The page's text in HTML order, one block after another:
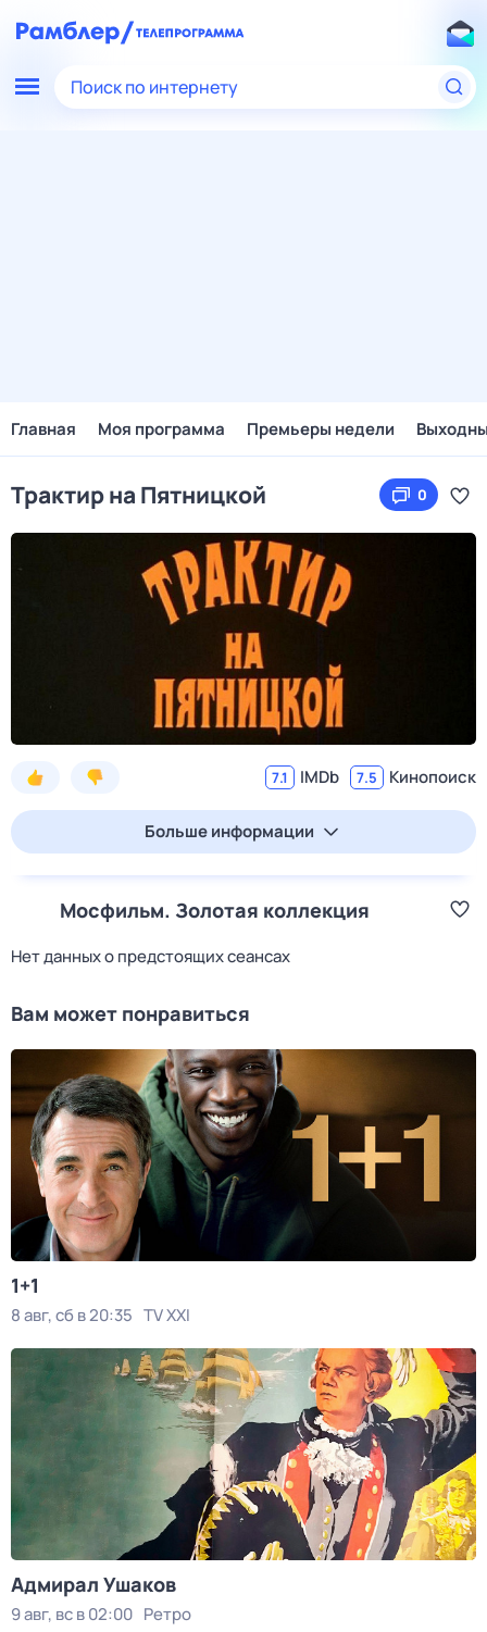
Поиск по интернету
Главная Моя программа Премьеры недели
Трактир на Пятницкой 0
7.1 IMDb 7.5 Кинопоиск
Больше информации
Мосфильм. Золотая коллекция
Нет данных о предстоящих сеансах
Вам может понравиться
1+1
8 авг, сб в 20:35 TV XXI
Адмирал Ушаков
9 авг, вс в 02:00 Ретро